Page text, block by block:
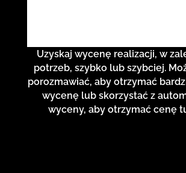
Uzyskaj wycenę realizacji, w
potrzeb, szybko lub szybciej.
porozmawiać, aby otrzymać
wycenę lub skorzystać z
wyceny, aby otrzymać cenę